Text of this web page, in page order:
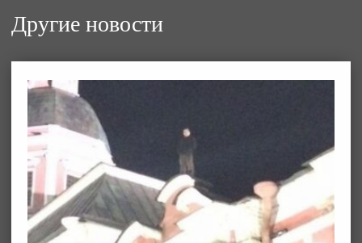
Другие новости